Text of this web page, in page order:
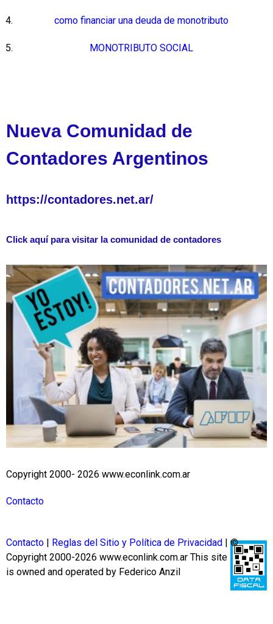
como financiar una deuda de monotributo
MONOTRIBUTO SOCIAL
Nueva Comunidad de
Contadores Argentinos
https://contadores.net.ar/
Click aquí para visitar la comunidad de contadores
Copyright 2000- 2026 www.econlink.com.ar
Contacto
Contacto | Reglas del Sitio y Política de Privacidad | ©
Copyright 2000-2026 www.econlink.com.ar This site
is owned and operated by Federico Anzil